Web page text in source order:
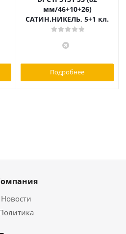
мм/46+10+26)
САТИН.НИКЕЛЬ, 5+1 кл.
Подробнее
Новости